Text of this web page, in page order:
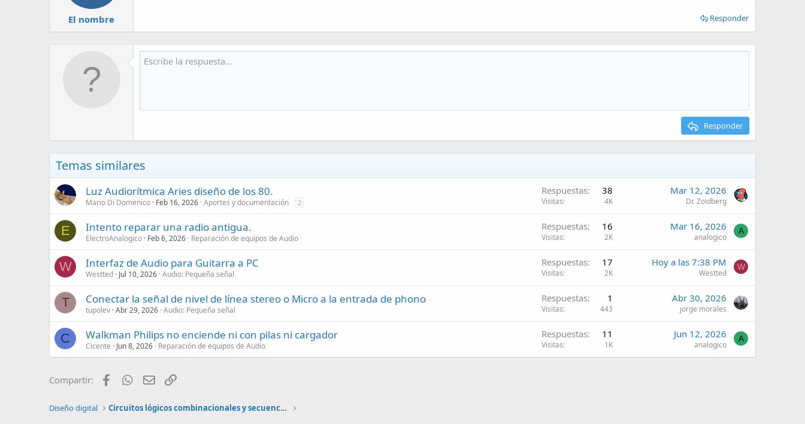
El nombre Responder
Responder
Temas similares
Luz Audiorítmica Aries diseño de los 80.
Mario Di Domenico Feb 16, 2026 Aportes y documentación 2
Respuestas 38
Visitas 4K
Mar 12, 2026
Dr. Zoidberg
E Intento reparar una radio antigua.
ElectroAnalogico Feb 6, 2026 Reparación de equipos de Audio
Respuestas 16
Visitas 2K
Mar 16, 2026
analogico
A
W Interfaz de Audio para Guitarra a PC
Westted Jul 10, 2026 Audio: Pequeña señal
Respuestas 17
Visitas 2K
Hoy a las 7:38 PM
Westted
W
T Conectar la señal de nivel de línea stereo o Micro a la entrada de phono
tupolev Abr 29, 2026 Audio: Pequeña señal
Respuestas 1
Visitas 443
Abr 30, 2026
jorge morales
C Walkman Philips no enciende ni con pilas ni cargador
Cicente Jun 8, 2026 Reparación de equipos de Audio
Respuestas 11
Visitas 1K
Jun 12, 2026
analogico
A
Compartir: FacebookWhatsApp
Email
Diseño digital Circuitos lógicos combinacionales y secuenciales